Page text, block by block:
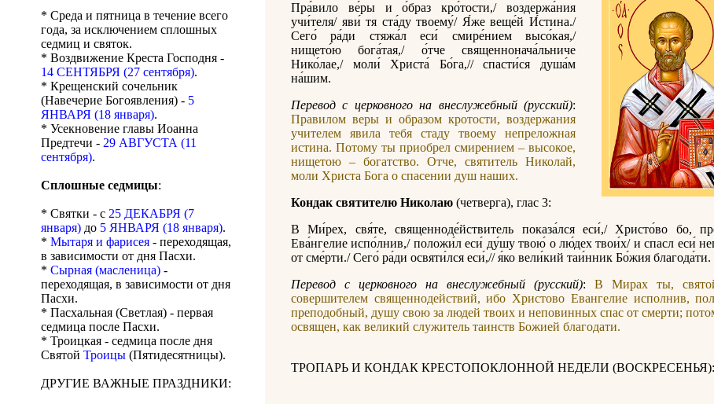
* Среда и пятница в течение всего
года, за исключением сплошных
седмиц и святок.
* Воздвижение Креста Господня -
14 СЕНТЯБРЯ (27 сентября).
* Крещенский сочельник
(Навечерие Богоявления) - 5
ЯНВАРЯ (18 января).
* Усекновение главы Иоанна
Предтечи - 29 АВГУСТА (11
сентября).
Сплошные седмицы:
* Святки - с 25 ДЕКАБРЯ (7
января) до 5 ЯНВАРЯ (18 января).
* Мытаря и фарисея - переходящая,
в зависимости от дня Пасхи.
* Сырная (масленица) -
переходящая, в зависимости от дня
Пасхи.
* Пасхальная (Светлая) - первая
седмица после Пасхи.
* Троицкая - седмица после дня
Святой Троицы (Пятидесятницы).
ДРУГИЕ ВАЖНЫЕ ПРАЗДНИКИ:
Пра́вило ве́ры и о́браз кро́тости,/ воздержа́ния
учи́теля/ яви́ тя ста́ду твоему́/ Я́же веще́й И́стина./
Сего́ ра́ди стяжа́л еси́ смире́нием высо́кая,/
нището́ю бога́тая,/ о́тче священнонача́льниче
Нико́лае,/ моли́ Христа́ Бо́га,// спасти́ся душа́м
на́шим.
Перевод с церковного на внеслужебный (русский):
Правилом веры и образом кротости, воздержания
учителем явила тебя стаду твоему непреложная
истина. Потому ты приобрел смирением – высокое,
нищетою – богатство. Отче, святитель Николай,
моли Христа Бога о спасении душ наших.
Кондак святителю Николаю (четверга), глас 3:
В Ми́рех, свя́те, священноде́йствитель показа́лся еси́,/ Христо́во бо,
Ева́нгелие испо́лнив,/ положи́л еси́ ду́шу твою́ о лю́дех твои́х/ и спасл еси́
от сме́рти./ Сего́ ра́ди освяти́лся еси́,// я́ко вели́кий таи́нник Бо́жия благода́ти.
Перевод с церковного на внеслужебный (русский): В Мирах ты,
совершителем священнодействий, ибо Христово Евангелие исполнив,
преподобный, душу свою за людей твоих и неповинных спас от смерти;
освящен, как великий служитель таинств Божией благодати.
ТРОПАРЬ И КОНДАК КРЕСТОПОКЛОННОЙ НЕДЕЛИ (ВОСКРЕСЕНЬЯ):